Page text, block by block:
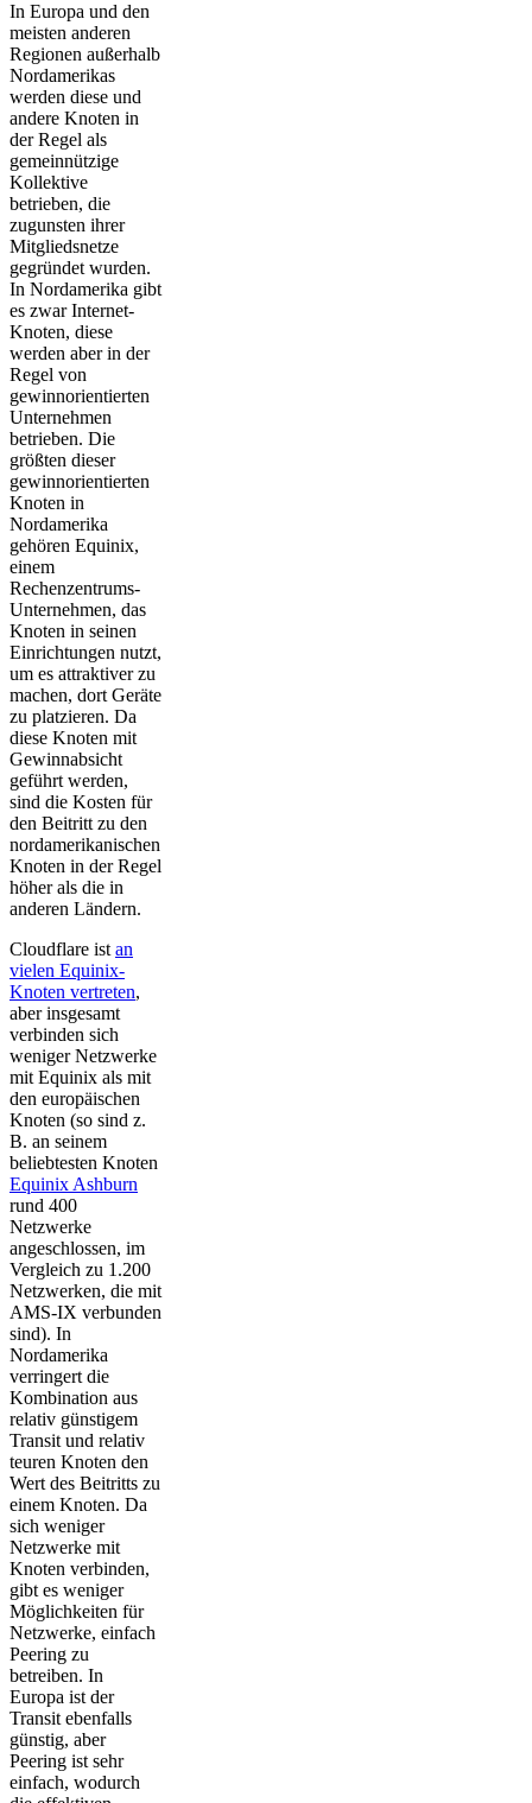
In Europa und den
meisten anderen
Regionen außerhalb
Nordamerikas
werden diese und
andere Knoten in
der Regel als
gemeinnützige
Kollektive
betrieben, die
zugunsten ihrer
Mitgliedsnetze
gegründet wurden.
In Nordamerika gibt
es zwar Internet-
Knoten, diese
werden aber in der
Regel von
gewinnorientierten
Unternehmen
betrieben. Die
größten dieser
gewinnorientierten
Knoten in
Nordamerika
gehören Equinix,
einem
Rechenzentrums-
Unternehmen, das
Knoten in seinen
Einrichtungen nutzt,
um es attraktiver zu
machen, dort Geräte
zu platzieren. Da
diese Knoten mit
Gewinnabsicht
geführt werden,
sind die Kosten für
den Beitritt zu den
nordamerikanischen
Knoten in der Regel
höher als die in
anderen Ländern.
Cloudflare ist an
vielen Equinix-
Knoten vertreten,
aber insgesamt
verbinden sich
weniger Netzwerke
mit Equinix als mit
den europäischen
Knoten (so sind z.
B. an seinem
beliebtesten Knoten
Equinix Ashburn
rund 400
Netzwerke
angeschlossen, im
Vergleich zu 1.200
Netzwerken, die mit
AMS-IX verbunden
sind). In
Nordamerika
verringert die
Kombination aus
relativ günstigem
Transit und relativ
teuren Knoten den
Wert des Beitritts zu
einem Knoten. Da
sich weniger
Netzwerke mit
Knoten verbinden,
gibt es weniger
Möglichkeiten für
Netzwerke, einfach
Peering zu
betreiben. In
Europa ist der
Transit ebenfalls
günstig, aber
Peering ist sehr
einfach, wodurch